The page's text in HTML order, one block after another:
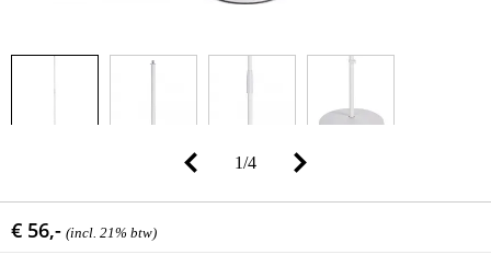
1/4
€ 56,- (incl. 21% btw)